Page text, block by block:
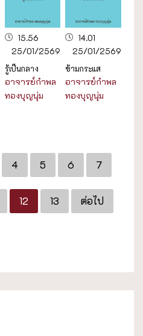
15.56
25/01/2569
รู้เป็นกลาง
อาจารย์กำพล
ทองบุญนุ่ม
14.01
25/01/2569
ข้ามกระแส
อาจารย์กำพล
ทองบุญนุ่ม
4 5 6 7
12 13 ต่อไป